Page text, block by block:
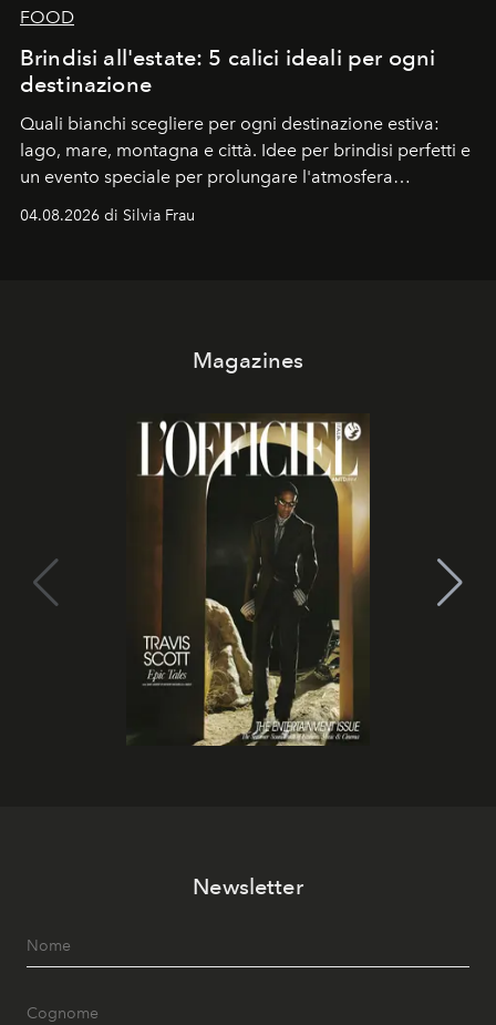
FOOD
Brindisi all'estate: 5 calici ideali per ogni
destinazione
Quali bianchi scegliere per ogni destinazione estiva:
lago, mare, montagna e città. Idee per brindisi perfetti e
un evento speciale per prolungare l'atmosfera
04.08.2026 di Silvia Frau
Magazines
Newsletter